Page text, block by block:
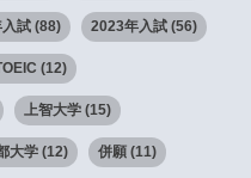
試(88) 2023年入試(56)
(12)
上智大学(15)
大学(12) 併願(11)